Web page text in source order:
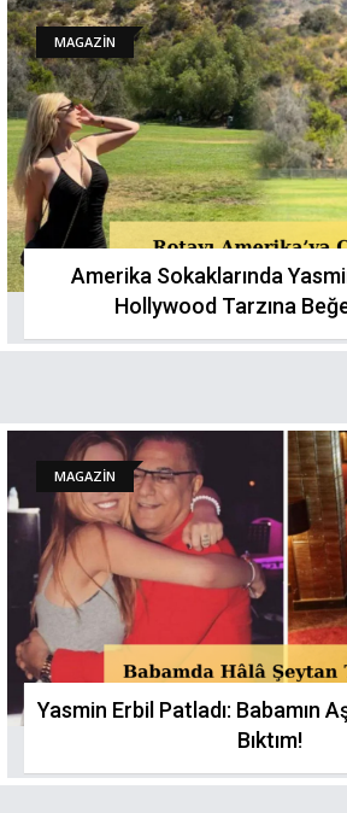
MAGAZİN
Amerika Sokaklarında
Hollywood Tarzına
MAGAZİN
Yasmin Erbil Patladı: Babamın
Bıktım!